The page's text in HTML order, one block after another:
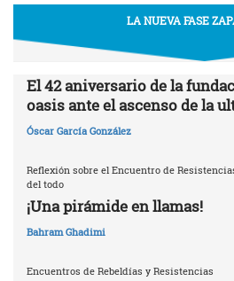
LA NUEVA FASE
El 42 aniversario de la
oasis ante el ascenso de la
Óscar García González
Reflexión sobre el Encuentro de
del todo
¡Una pirámide en llamas!
Bahram Ghadimi
Encuentros de Rebeldías y Resistencias